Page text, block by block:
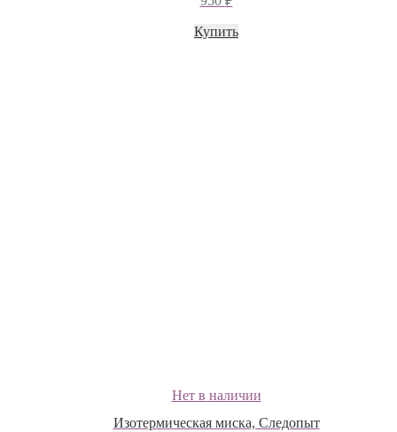
Купить
Нет в наличии
Изотермическая миска, Следопыт